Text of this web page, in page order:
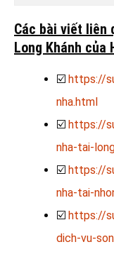
Các bài viết liên
Long Khánh của
☑️ https://
nha.html
☑️ https://
nha-tai-
☑️ https://
nha-tai-
☑️ https://
dich-vu-